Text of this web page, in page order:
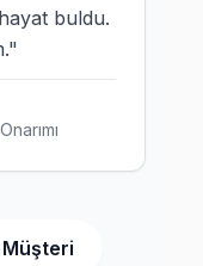
buldu.
"